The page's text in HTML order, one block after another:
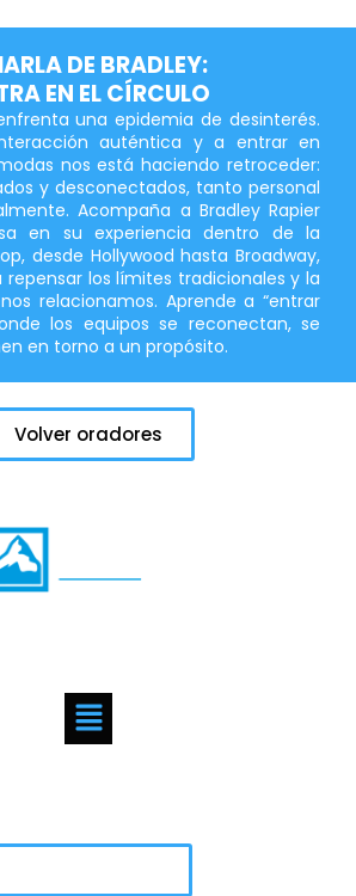
DE BRADLEY:
EN EL CÍRCULO
una epidemia de desinterés.
auténtica y a entrar en
nos está haciendo retroceder:
y desconectados, tanto personal
Acompaña a Bradley Rapier
en su experiencia dentro de la
desde Hollywood hasta Broadway,
los límites tradicionales y la
relacionamos. Aprende a “entrar
los equipos se reconectan, se
en torno a un propósito.
Volver oradores